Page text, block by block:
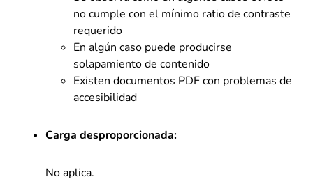
no cumple con el mínimo ratio de contraste
requerido
En algún caso puede producirse
solapamiento de contenido
Existen documentos PDF con problemas de
accesibilidad
Carga desproporcionada:
No aplica.